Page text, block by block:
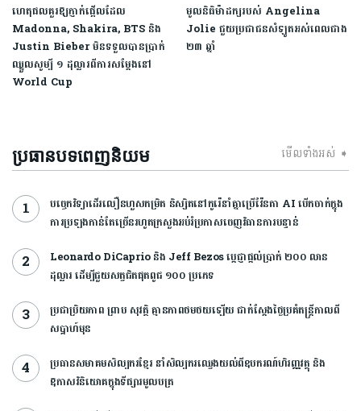
មូលនិធិម៉ាដក្សរបស់ Angelina
Jolie ជួយប្រជាជនសំឡូតអស់ពេលជាង
២៣ ឆ្នាំ
ហេតុផលគួរឱ្យភ្ញាក់ផ្អើលដែល
Madonna, Shakira, BTS និង
Justin Bieber មិនទទួលបានប្រាក់
ឈ្នួលសូម្បី ១ ដុល្លារពីការសម្ដែងនៅ
World Cup
ប្រធានបទពេញនិយម មើលទាំងអស់ ➧
បច្ចេកវិទ្យាដើរលឿនហួសកម្រិត និស្សិតនៅកូរ៉េនាំគ្នាប្រើវ៉ែនតា AI បើកចាក់ក្នុង
ការប្រឡងកាន់តែច្រើនរហូតក្រសួងអប់រំប្រកាសចេញវិធានការបន្ទាន់
Leonardo DiCaprio និង Jeff Bezos ប្តេជ្ញាផ្តល់ប្រាក់ ២០០ លាន
ដុល្លារ ដើម្បីជួយសត្វជិតផុតពូជ ១០០ ប្រភេទ
ប្រជាប្រិយភាព ព្រាប សុវត្ថិ គ្មានភាពថមថយឡើយ ជាក់ស្ដែងថ្ងៃប្រគំតន្រ្តីកាលពី
សប្ដាហ៍មុន
ប្រធានសមាគមសិល្បករខ្មែរ នាំសិល្បករឈ្វេងយល់ពីឧបករណ៍ហិរញ្ញវត្ថុ និង
ឱកាសវិនិយោគក្នុងទីផ្សារមូលបត្រ